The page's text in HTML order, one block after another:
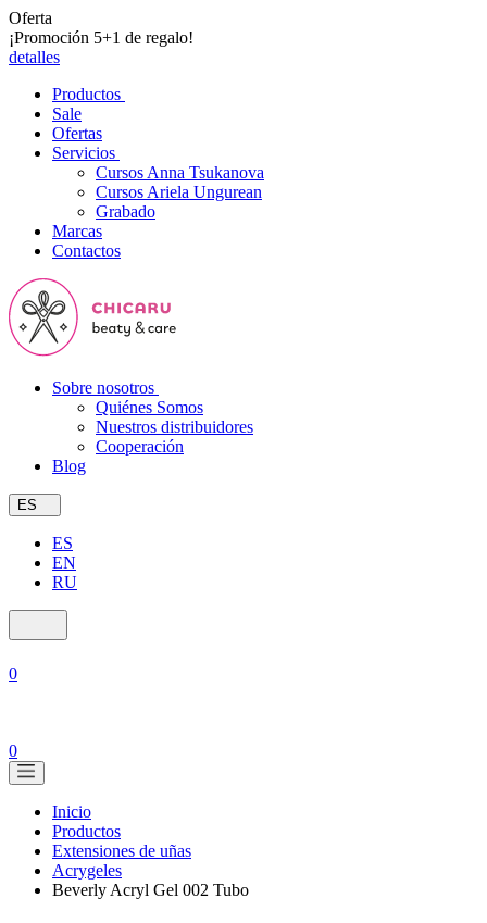
Oferta
¡Promoción 5+1 de regalo!
detalles
Productos
Sale
Ofertas
Servicios
Cursos Anna Tsukanova
Cursos Ariela Ungurean
Grabado
Marcas
Contactos
Sobre nosotros
Quiénes Somos
Nuestros distribuidores
Cooperación
Blog
ES
ES
EN
RU
0
0
Inicio
Productos
Extensiones de uñas
Acrygeles
Beverly Acryl Gel 002 Tubo